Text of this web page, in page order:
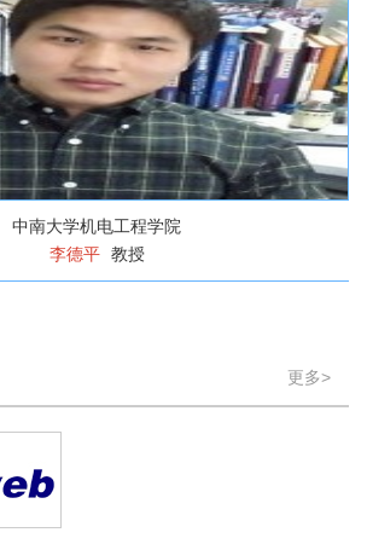
[造型设计] 人机工程设计
中南大学机电工程学院
李德平 教授
更多>